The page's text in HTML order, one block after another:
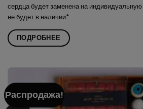
сердца будет заменена на
не будет в наличии*
ПОДРОБНЕЕ
Распродажа!